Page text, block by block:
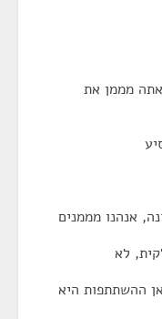
מממן את
אנהנו מממנים
לא
ההשתתפות היא